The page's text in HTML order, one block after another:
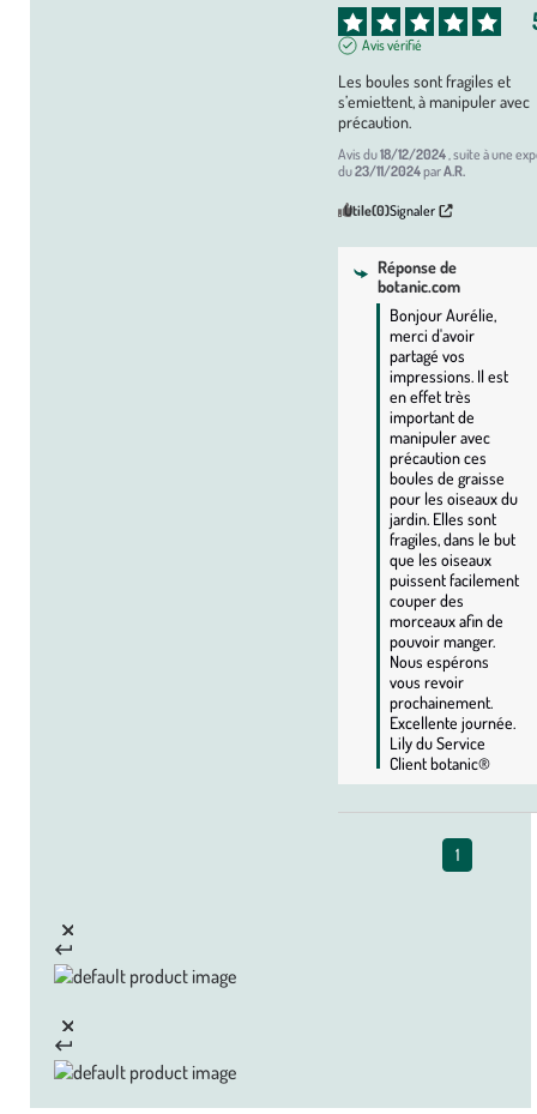
Avis vérifié
Les boules sont fragiles et
s’emiettent, à manipuler avec
précaution.
Avis du18/12/2024, suite à une
du23/11/2024parA.R.
Utile(0)Signaler
Réponse de
botanic.com
Bonjour Aurélie,
merci d'avoir
partagé vos
impressions. Il est
en effet très
important de
manipuler avec
précaution ces
boules de graisse
pour les oiseaux du
jardin. Elles sont
fragiles, dans le but
que les oiseaux
puissent facilement
couper des
morceaux afin de
pouvoir manger.
Nous espérons
vous revoir
prochainement.
Excellente journée.
Lily du Service
Client botanic®
1